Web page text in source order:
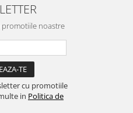
promotiile noastre
cu promotiile
in Politica de